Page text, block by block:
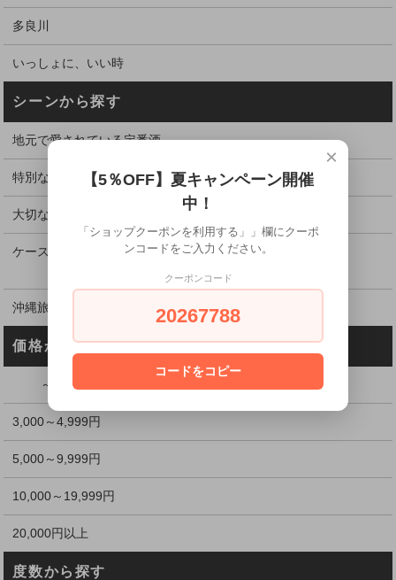
多良川
いっしょに、いい時
シーンから探す
地元で愛されている定番酒
特別な日に飲むお酒
大切な方、お世話になった方へ贈る
ケース割引でお得に購入
沖縄旅行のお土産に
価格から探す
～2,999円
3,000～4,999円
5,000～9,999円
10,000～19,999円
20,000円以上
度数から探す
×
【5％OFF】夏キャンペーン開催
中！
「ショップクーポンを利用する」」欄にクーポ
ンコードをご入力ください。
クーポンコード
20267788
コードをコピー